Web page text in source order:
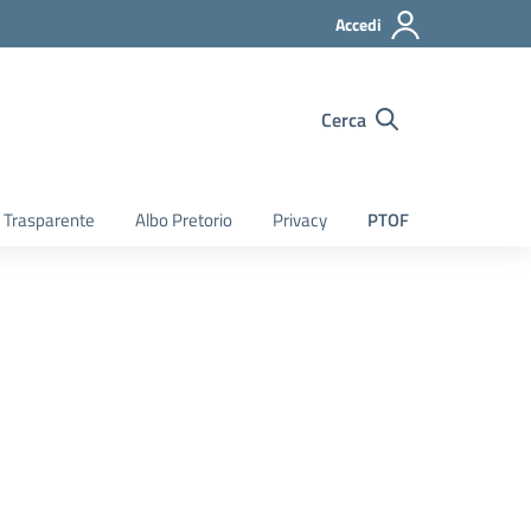
Accedi
Cerca
Albo Pretorio Privacy PTOF